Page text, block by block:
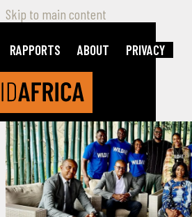
Skip to main content
RAPPORTS ABOUT PRIVACY